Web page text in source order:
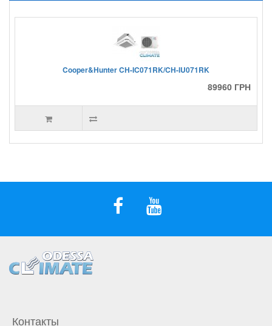
Cooper&Hunter CH-IC071RK/CH-IU071RK
89960 ГРН
Контакты